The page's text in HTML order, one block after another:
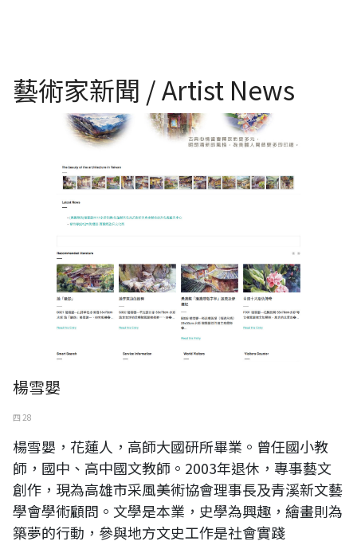
藝術家新聞 / Artist News
楊雪嬰
四 28
楊雪嬰，花蓮人，高師大國研所畢業。曾任國小教
師，國中、高中國文教師。2003年退休，專事藝文
創作，現為高雄市采風美術協會理事長及青溪新文藝
學會學術顧問。文學是本業，史學為興趣，繪畫則為
築夢的行動，參與地方文史工作是社會實踐